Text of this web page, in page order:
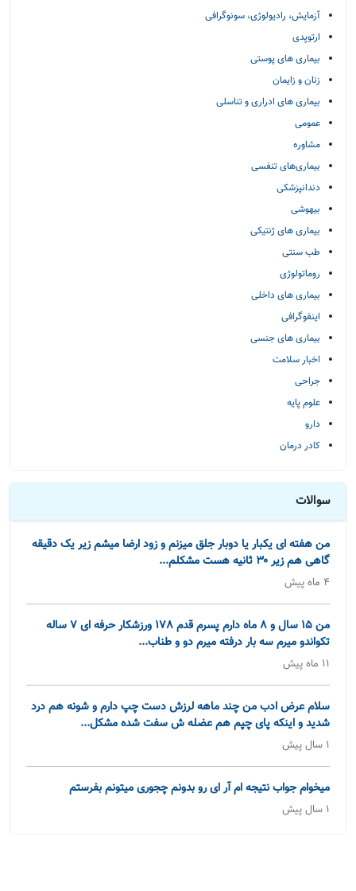
آزمایش، رادیولوژی، سونوگرافی
ارتوپدی
بیماری های پوستی
زنان و زایمان
بیماری های ادراری و تناسلی
عمومی
مشاوره
بیماری‌های تنفسی
دندانپزشکی
بیهوشی
بیماری های ژنتیکی
طب سنتی
روماتولوژی
بیماری های داخلی
اینفوگرافی
بیماری های جنسی
اخبار سلامت
جراحی
علوم پایه
دارو
کادر درمان
سوالات
من هفته ای یکبار یا دوبار جلق میزنم و زود ارضا میشم زیر یک دقیقه
گاهی هم زیر ۳۰ ثانیه هست مشکلم...
4 ماه پیش
من 15 سال و 8 ماه دارم پسرم قدم 178 ورزشکار حرفه ای 7 ساله
تکواندو میرم سه بار درفته میرم دو و طناب...
11 ماه پیش
سلام عرض ادب من چند ماهه لرزش دست چپ دارم و شونه هم درد
شدید و اینکه پای چپم هم عضله ش سفت شده مشکل...
1 سال پیش
میخوام جواب نتیجه ام آر ای رو بدونم چجوری میتونم بفرستم
1 سال پیش